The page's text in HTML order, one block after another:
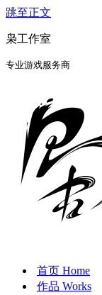
跳至正文
枭工作室
专业游戏服务商
首页 Home
作品 Works